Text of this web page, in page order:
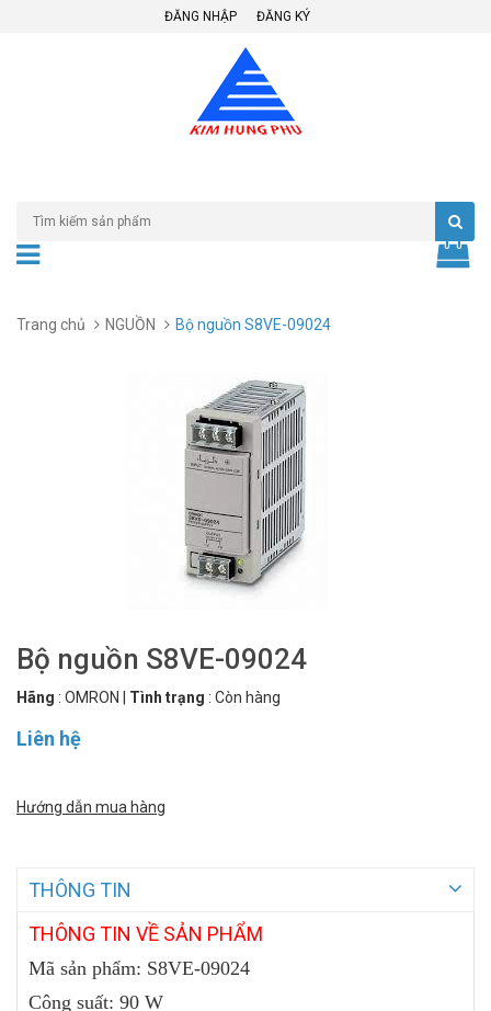
ĐĂNG NHẬP ĐĂNG KÝ
Trang chủ NGUỒN Bộ nguồn S8VE-09024
Bộ nguồn S8VE-09024
Hãng : OMRON Tình trạng : Còn hàng
Liên hệ
Hướng dẫn mua hàng
THÔNG TIN
THÔNG TIN VỀ SẢN PHẨM
Mã sản phẩm: S8VE-09024
Công suất: 90 W